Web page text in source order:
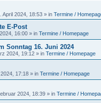
April 2024, 18:53 » in Termine /
E-Post
16:00 » in Termine / Homepage
Sonntag 16. Juni 2024
2024, 19:12 » in Termine / Homepage
17:18 » in Termine / Homepage
2024, 18:39 » in Termine /